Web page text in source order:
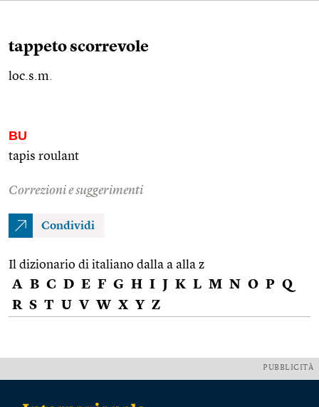
tappeto scorrevole
loc.s.m.
BU
tapis roulant
Correzioni e suggerimenti
Condividi
Il dizionario di italiano dalla a alla z
A B C D E F G H I J K L M N O P Q
R S T U V W X Y Z
PUBBLICITÀ